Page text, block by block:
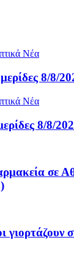
Νέα
8/8/
Νέα
8/8/
σε
γιορτάζουν